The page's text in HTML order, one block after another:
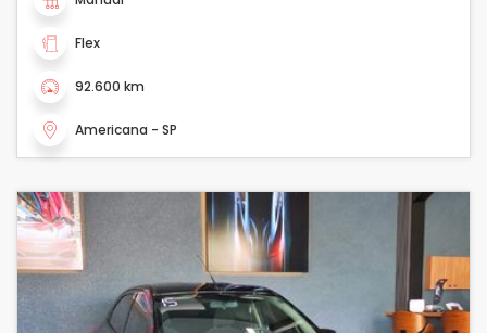
Flex
92.600 km
Americana - SP